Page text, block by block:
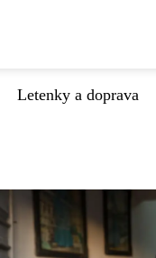
Letenky a doprava